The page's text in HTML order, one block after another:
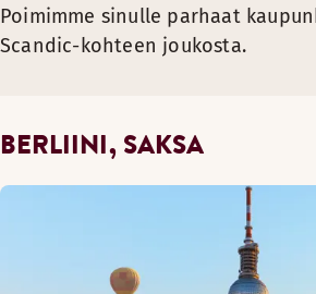
Poimimme sinulle parhaat
Scandic-kohteen joukosta.
BERLIINI, SAKSA